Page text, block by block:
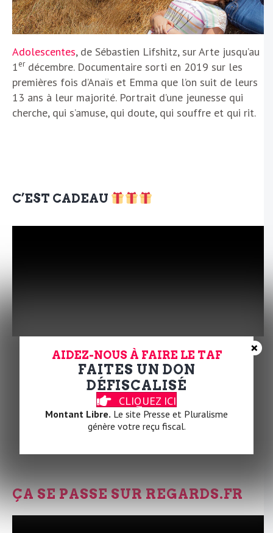
Adolescentes, de Sébastien Lifshitz, sur Arte jusqu’au
1erdécembre. Documentaire sorti en 2019 sur les
premières fois d’Anaïs et Emma que l’on suit de leurs
13 ans à leur majorité. Portrait d’une jeunesse qui
cherche, qui s’amuse, qui doute, qui souffre et qui rit.
C’EST CADEAU
ÇA SE PASSE SUR REGARDS.FR
AIDEZ-NOUS À FAIRE LE TAF
FAITES UN DON
DÉFISCALISÉ
CLIQUEZ ICI
Montant Libre. Le site Presse et Pluralisme
génère votre reçu fiscal.
×